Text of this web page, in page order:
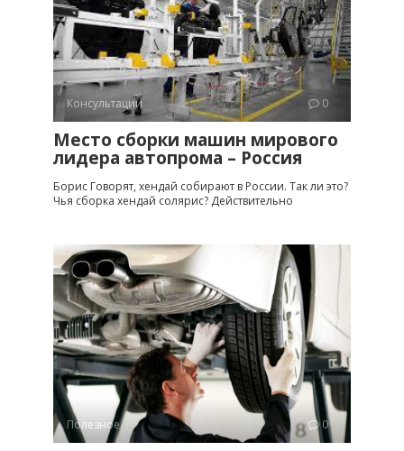
Консультации 0
Место сборки машин мирового
лидера автопрома – Россия
Борис Говорят, хендай собирают в России. Так ли это?
Чья сборка хендай солярис? Действительно
Полезное 0